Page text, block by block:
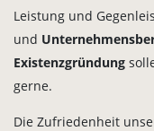
Leistung und
und
Existenzgründung
gerne.
Die Zufriedenheit